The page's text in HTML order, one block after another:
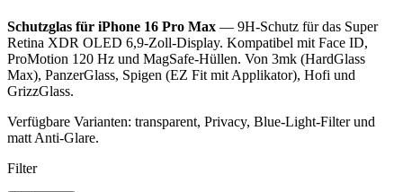
Schutzglas für iPhone 16 Pro Max — 9H-Schutz für das Super
Retina XDR OLED 6,9-Zoll-Display. Kompatibel mit Face ID,
ProMotion 120 Hz und MagSafe-Hüllen. Von 3mk (HardGlass
Max), PanzerGlass, Spigen (EZ Fit mit Applikator), Hofi und
GrizzGlass.
Verfügbare Varianten: transparent, Privacy, Blue-Light-Filter und
matt Anti-Glare.
Filter